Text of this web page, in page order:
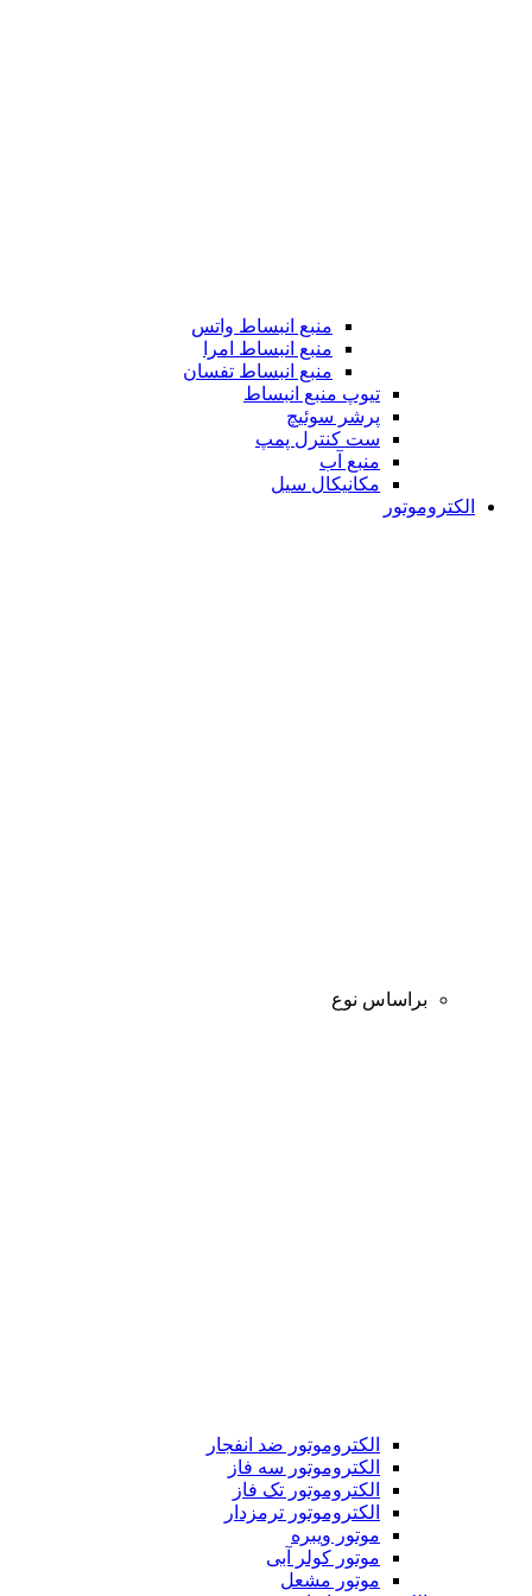
منبع انبساط واتس
منبع انبساط امرا
منبع انبساط تفسان
تیوپ منبع انبساط
پرشر سوئیچ
ست کنترل پمپ
منبع آب
مکانیکال سیل
الکتروموتور
براساس نوع
الکتروموتور ضد انفجار
الکتروموتور سه فاز
الکتروموتور تک فاز
الکتروموتور ترمزدار
موتور ویبره
موتور کولر آبی
موتور مشعل